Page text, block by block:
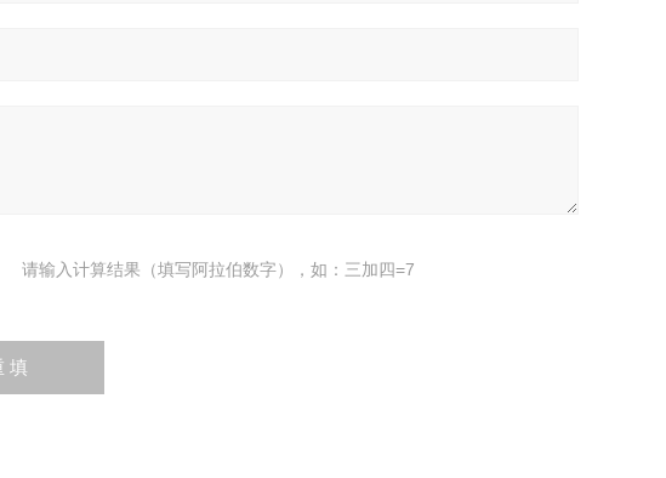
请输入计算结果（填写阿拉伯数字），如：三加四=7